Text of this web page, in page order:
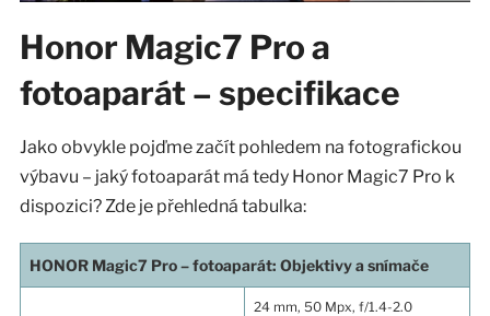
Honor Magic7 Pro a
fotoaparát – specifikace
Jako obvykle pojďme začít pohledem na fotografickou
výbavu – jaký fotoaparát má tedy Honor Magic7 Pro k
dispozici? Zde je přehledná tabulka:
HONOR Magic7 Pro– fotoaparát: Objektivy a snímače
24 mm, 50 Mpx, f/1.4-2.0